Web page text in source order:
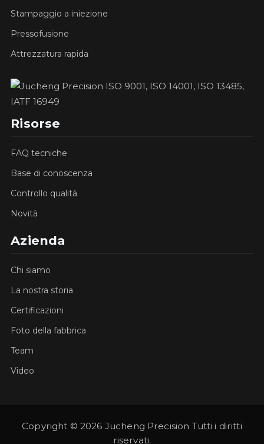
Stampaggio a iniezione
Pressofusione
Attrezzatura rapida
Risorse
FAQ tecniche
Base di conoscenza
Controllo qualità
Novità
Azienda
Chi siamo
La nostra storia
Certificazioni
Foto della fabbrica
Team
Video
Copyright © 2026 Jucheng Precision Tutti i diritti
riservati.